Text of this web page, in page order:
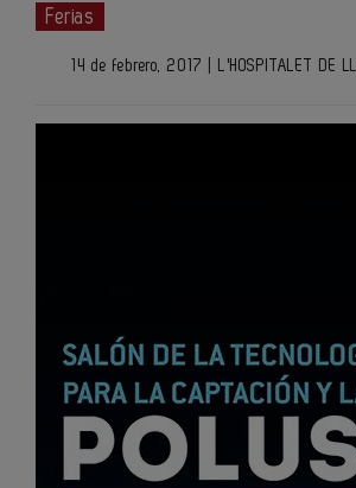
Ferias
14 de febrero, 2017 | L'HOSPITALET DE